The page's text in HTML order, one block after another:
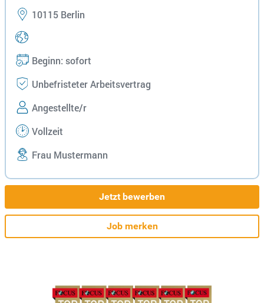
10115 Berlin
Beginn: sofort
Unbefristeter Arbeitsvertrag
Angestellte/r
Vollzeit
Frau Mustermann
Jetzt bewerben
Job merken